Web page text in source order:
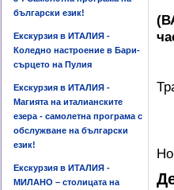
български език!
Екскурзия в ИТАЛИЯ -
Коледно настроение в Бари-
сърцето на Пулия
Екскурзия в ИТАЛИЯ -
Магията на италианските
езера - самолетна програма с
обслужване на български
език!
Екскурзия в ИТАЛИЯ -
МИЛАНО – столицата на